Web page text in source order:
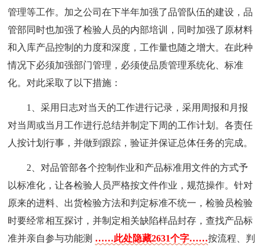
管理等工作。加之公司在下半年加强了品管队伍的建设，品
管部同时也加强了检验人员的内部培训，同时加强了原材料
和入库产品控制的力度和深度，工作量也随之增大。在此种
情况下必须加强部门管理，必须使品质管理系统化、标准
化。对此采取了以下措施：
1、采用日志对当天的工作进行记录，采用周报和月报
对当周或当月工作进行总结并制定下周的工作计划。各责任
人按计划行事，并做到跟踪，验证并保证总体任务的完成。
2、对品管部各个控制作业和产品标准用文件的方式予
以标准化，让各检验人员严格按文件作业，规范操作。针对
原来的进料、出货检验方法和判定标准不统一，检验员检验
时要经常相互探讨，并制定相关缺陷样品封存，查找产品标
准并亲自参与功能测 ……此处隐藏2631个字……按流程、判